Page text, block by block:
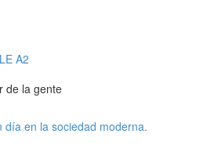
A2
de la gente
día en la sociedad moderna.